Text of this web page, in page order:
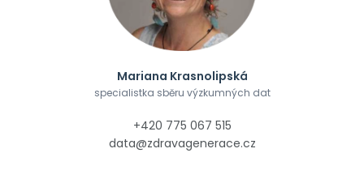
Mariana Krasnolipská
specialistka sběru výzkumných dat
+420 775 067 515
data@zdravagenerace.cz